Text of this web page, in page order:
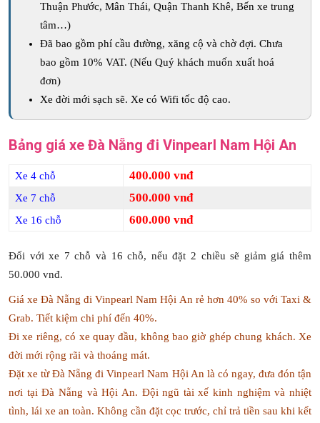
Thuận Phước, Mân Thái, Quận Thanh Khê, Bến xe trung
tâm…)
Đã bao gồm phí cầu đường, xăng cộ và chờ đợi. Chưa
bao gồm 10% VAT. (Nếu Quý khách muốn xuất hoá
đơn)
Xe đời mới sạch sẽ. Xe có Wifi tốc độ cao.
Bảng giá xe Đà Nẵng đi Vinpearl Nam Hội An
Xe 4 chỗ 400.000 vnđ
Xe 7 chỗ 500.000 vnđ
Xe 16 chỗ 600.000 vnđ
Đối với xe 7 chỗ và 16 chỗ, nếu đặt 2 chiều sẽ giảm giá thêm
50.000 vnđ.
Giá xe Đà Nẵng đi Vinpearl Nam Hội An rẻ hơn 40% so với Taxi &
Grab. Tiết kiệm chi phí đến 40%.
Đi xe riêng, có xe quay đầu, không bao giờ ghép chung khách. Xe
đời mới rộng rãi và thoáng mát.
Đặt xe từ Đà Nẵng đi Vinpearl Nam Hội An là có ngay, đưa đón tận
nơi tại Đà Nẵng và Hội An. Đội ngũ tài xế kinh nghiệm và nhiệt
tình, lái xe an toàn. Không cần đặt cọc trước, chỉ trả tiền sau khi kết